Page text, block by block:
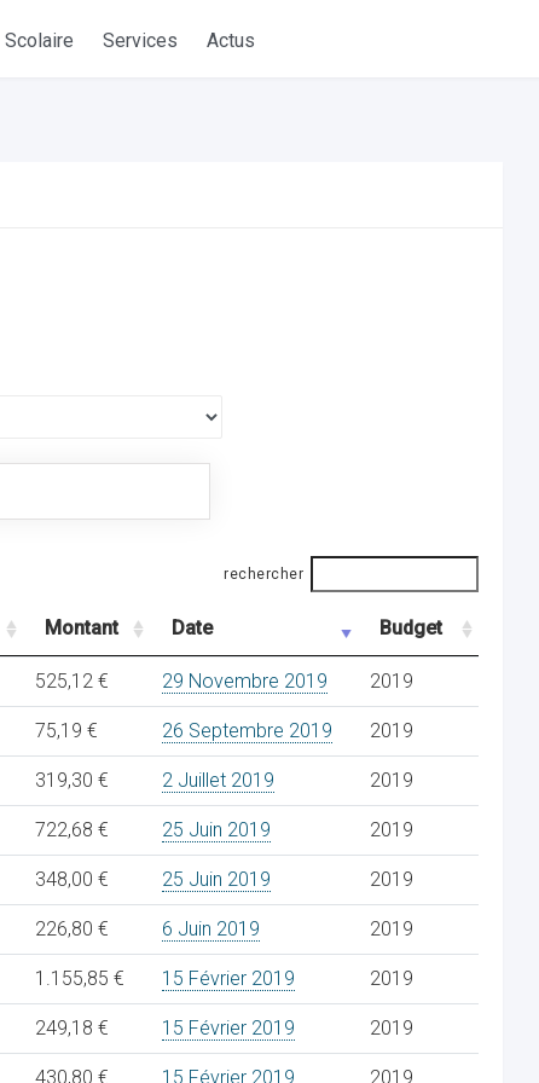
Scolaire Services Actus
rechercher
Montant Date Budget
525,12 € 29 Novembre 2019 2019
75,19 € 26 Septembre 2019 2019
319,30 € 2 Juillet 2019 2019
722,68 € 25 Juin 2019 2019
348,00 € 25 Juin 2019 2019
226,80 € 6 Juin 2019 2019
1.155,85 € 15 Février 2019 2019
249,18 € 15 Février 2019 2019
430,80 € 15 Février 2019 2019